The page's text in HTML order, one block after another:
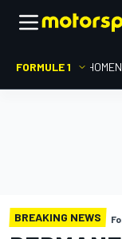
FORMULE 1 HOME
BREAKING NEWS